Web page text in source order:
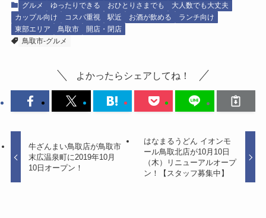
グルメ ゆったりできる おひとりさまでも
大人数でも大丈夫
カップル向け
コスパ重視 駅近 お酒が飲める
ランチ向け
東部エリア
鳥取市
開店・閉店
鳥取市-グルメ
よかったらシェアしてね！
牛ざんまい鳥取店が鳥取市
末広温泉町に2019年10月
10日オープン！
はなまるうどん イオンモ
ール鳥取北店が10月10日
（木）リニューアルオープ
ン！【スタッフ募集中】